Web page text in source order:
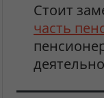
Стоит
часть